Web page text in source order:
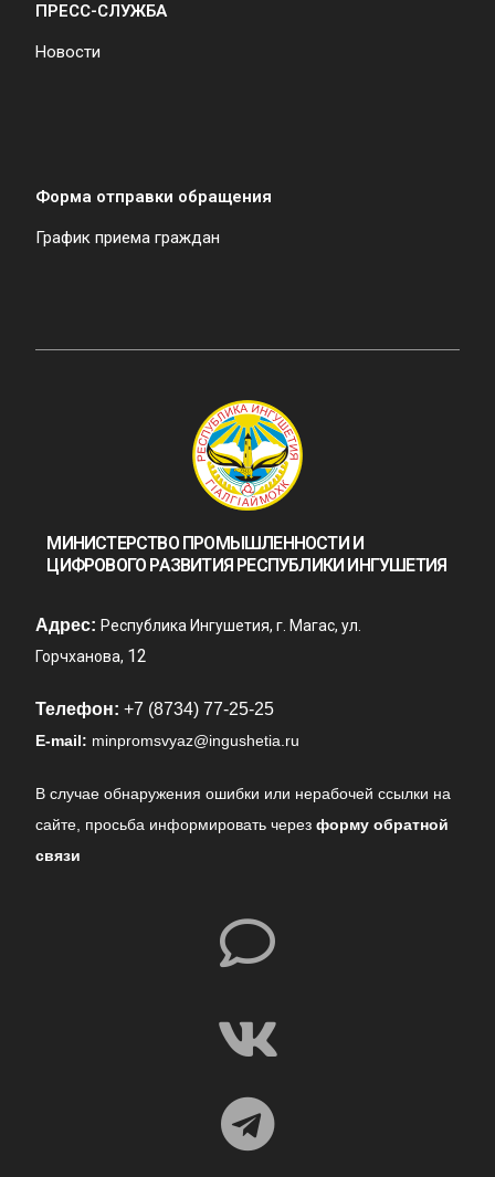
ПРЕСС-СЛУЖБА
Новости
Форма отправки обращения
График приема граждан
МИНИСТЕРСТВО ПРОМЫШЛЕННОСТИ И
ЦИФРОВОГО РАЗВИТИЯ РЕСПУБЛИКИ ИНГУШЕТИЯ
Адрес: Республика Ингушетия, г. Магас, ул.
Горчханова, 12
Телефон: +7 (8734) 77-25-25
E-mail: minpromsvyaz@ingushetia.ru
В случае обнаружения ошибки или нерабочей ссылки на
сайте, просьба информировать черезформу обратной
связи